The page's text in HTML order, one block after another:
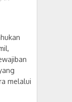
melalui